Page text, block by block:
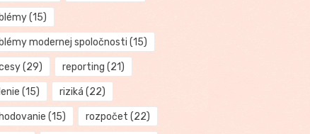
(15)
modernej spoločnosti (15)
(29) reporting (21)
(15) riziká (22)
(15) rozpočet (22)